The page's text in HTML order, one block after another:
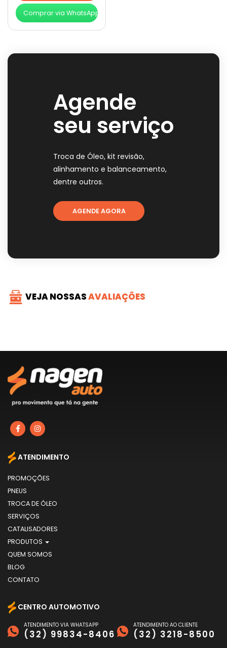
Comprar via WhatsApp
Agende
seu serviço
Troca de Óleo, kit revisão,
alinhamento e balanceamento,
dentre outros.
AGENDE AGORA
VEJA NOSSASAVALIAÇÕES
ATENDIMENTO
PROMOÇÕES
PNEUS
TROCA DE ÓLEO
SERVIÇOS
CATALISADORES
PRODUTOS
QUEM SOMOS
BLOG
CONTATO
CENTRO AUTOMOTIVO
ATENDIMENTO VIA WHATSAPP
(32) 99834-8406
ATENDIMENTO AO CLIENTE
(32) 3218-8500